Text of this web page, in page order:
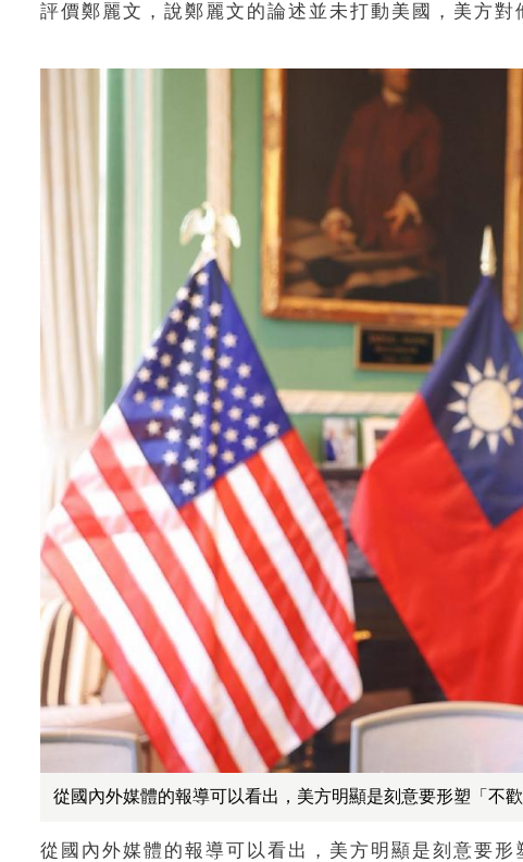
評價鄭麗文，說鄭麗文的論述並未打動美國，美方對
從國內外媒體的報導可以看出，美方明顯是刻意要形塑「不
從國內外媒體的報導可以看出，美方明顯是刻意要